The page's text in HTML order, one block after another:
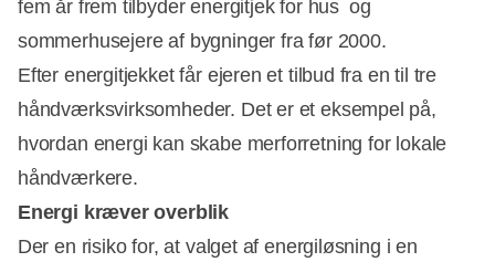
fem år frem tilbyder energitjek for hus  og
sommerhusejere af bygninger fra før 2000.
Efter energitjekket får ejeren et tilbud fra en til tre
håndværksvirksomheder. Det er et eksempel på,
hvordan energi kan skabe merforretning for lokale
håndværkere.
Energi kræver overblik
Der en risiko for, at valget af energiløsning i en